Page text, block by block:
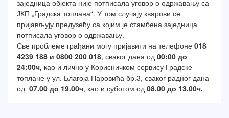
заједница објекта није потписала уговор о одржавању са
ЈКП „Градска топлана“. У том случају кварови се
пријављују предузећу са којим је стамбена заједница
потписала уговор о одржавању.
Све проблеме грађани могу пријавити на телефоне 018
4239 188 и 0800 200 018, сваког дана од 00:00 до
24:00ч, као и лично у Корисничком сервису Градске
топлане у ул. Благоја Паровића бр.3, сваког радног дана
од 07.00 до 19.00ч, као и суботом од 08.00 до 13.00ч.